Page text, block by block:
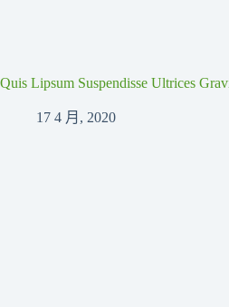
Quis Lipsum Suspendisse Ultrices
17 4 月, 2020